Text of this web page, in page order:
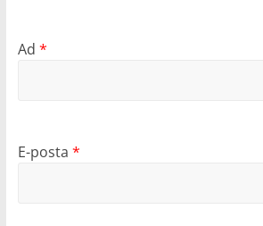
Ad *
E-posta *